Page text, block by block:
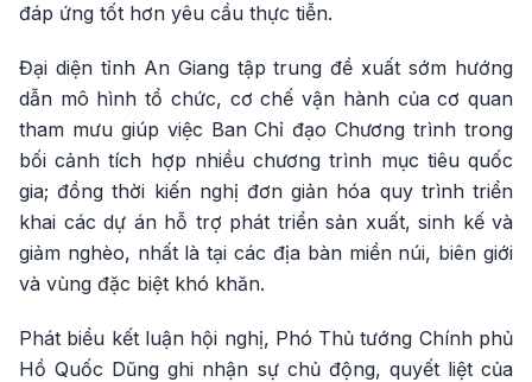
đáp ứng tốt hơn yêu cầu thực tiễn.
Đại diện tỉnh An Giang tập trung đề xuất sớm hướng
dẫn mô hình tổ chức, cơ chế vận hành của cơ quan
tham mưu giúp việc Ban Chỉ đạo Chương trình trong
bối cảnh tích hợp nhiều chương trình mục tiêu quốc
gia; đồng thời kiến nghị đơn giản hóa quy trình triển
khai các dự án hỗ trợ phát triển sản xuất, sinh kế và
giảm nghèo, nhất là tại các địa bàn miền núi, biên giới
và vùng đặc biệt khó khăn.
Phát biểu kết luận hội nghị, Phó Thủ tướng Chính phủ
Hồ Quốc Dũng ghi nhận sự chủ động, quyết liệt của